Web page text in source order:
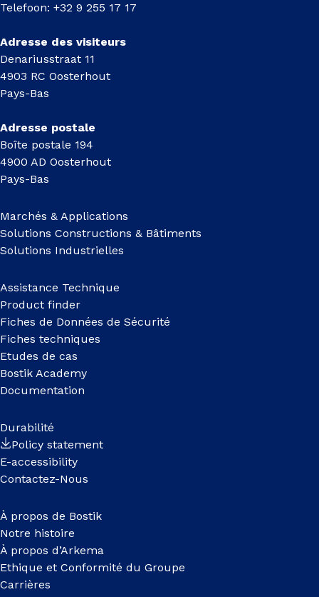
Telefoon: +32 9 255 17 17
Adresse des visiteurs
Denariusstraat 11
4903 RC Oosterhout
Pays-Bas
Adresse postale
Boîte postale 194
4900 AD Oosterhout
Pays-Bas
Marchés & Applications
Solutions Constructions & Bâtiments
Solutions Industrielles
Assistance Technique
Product finder
Fiches de Données de Sécurité
Fiches techniques
Etudes de cas
Bostik Academy
Documentation
Durabilité
Policy statement
E-accessibility
Contactez-Nous
À propos de Bostik
Notre histoire
À propos d’Arkema
Ethique et Conformité du Groupe
Carrières